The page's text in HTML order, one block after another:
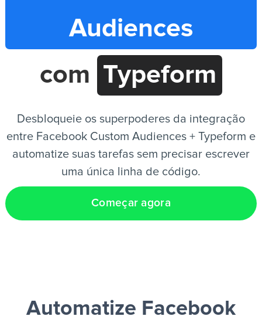
PT
Audiences
com Typeform
Desbloqueie os superpoderes da integração
entre Facebook Custom Audiences + Typeform e
automatize suas tarefas sem precisar escrever
uma única linha de código.
Começar agora
Automatize Facebook